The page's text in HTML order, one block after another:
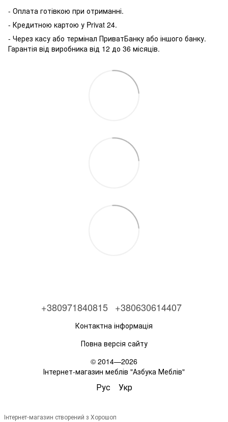
- Оплата готівкою при отриманні.
- Кредитною картою у Privat 24.
- Через касу або термінал ПриватБанку або іншого банку.
Гарантія від виробника від 12 до 36 місяців.
+380971840815 +380630614407
Контактна інформація
Повна версія сайту
© 2014—2026
Інтернет-магазин меблів "Азбука Меблів"
Рус Укр
Інтернет-магазин створений з Хорошоп